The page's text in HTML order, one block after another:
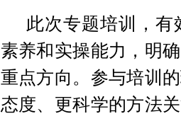
此次专题培训，
素养和实操能力，明
重点方向。参与培训
态度、更科学的方法